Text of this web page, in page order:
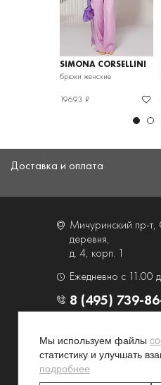
SIMONA CORSELLINI
брюки женские
19693 ₽
Доставка и оплата
Мичуринский пр-т,
деревня,
д. 4, корп. 1
Ежедневно с 11.00
8 (495) 739-
Контакты и схема проезда
Программа лояльности
Мы используем файлы
статистику и улучшать
подробнее